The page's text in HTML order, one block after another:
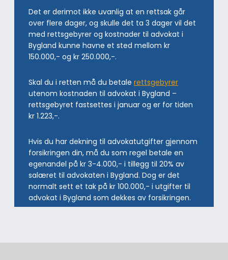
Det er derimot ikke uvanlig at en rettsak går
over flere dager, og skulle det ta 3 dager vil det
med rettsgebyrer og kostnader til advokat i
Bygland kunne havne et sted mellom kr
150.000,- og kr 250.000,-.
Skal du i retten må du betale rettsgebyrer
utenom kostnaden til advokat i Bygland –
rettsgebyret fastsettes i januar og er for tiden
kr 1.223,-.
Hvis du har dekning til advokatutgifter gjennom
forsikringen din, må du som regel betale en
egenandel på kr 3-4.000,- i tillegg til 20% av
salæret til advokaten i Bygland. Dog er det
normalt sett et tak på kr 100.000,- i utgifter til
advokat i Bygland som dekkes av forsikringen.